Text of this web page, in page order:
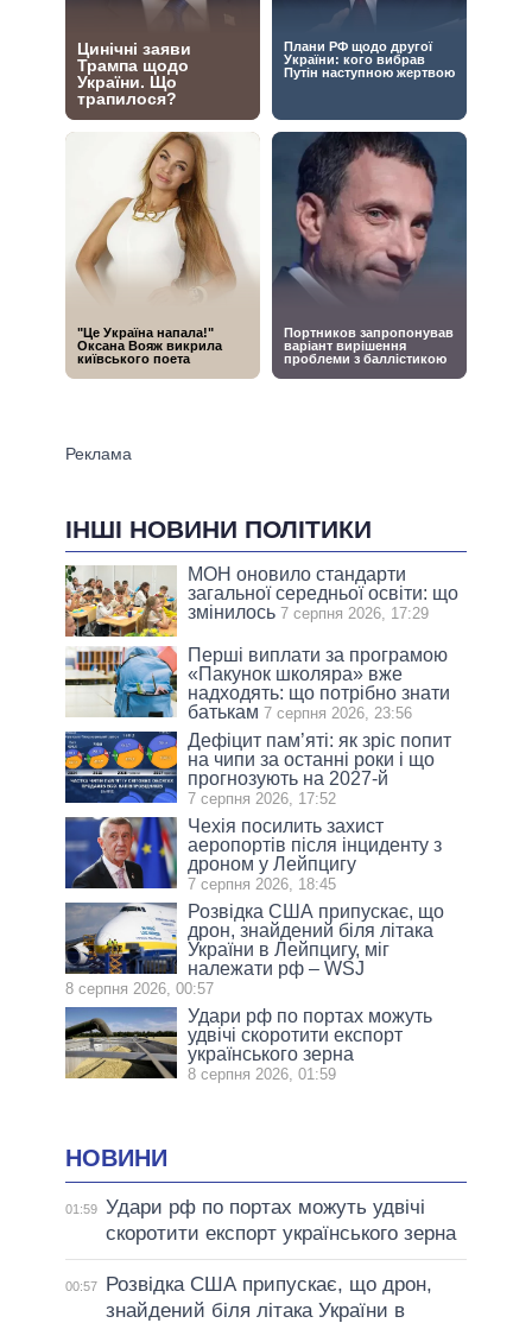
ІНШІ НОВИНИ ПОЛІТИКИ
МОН оновило стандарти
загальної середньої освіти: що
змінилось 7 серпня 2026, 17:29
Перші виплати за програмою
«Пакунок школяра» вже
надходять: що потрібно знати
батькам 7 серпня 2026, 23:56
Дефіцит пам’яті: як зріс попит
на чипи за останні роки і що
прогнозують на 2027-й
7 серпня 2026, 17:52
Чехія посилить захист
аеропортів після інциденту з
дроном у Лейпцигу
7 серпня 2026, 18:45
Розвідка США припускає, що
дрон, знайдений біля літака
України в Лейпцигу, міг
належати рф – WSJ
8 серпня 2026, 00:57
Удари рф по портах можуть
удвічі скоротити експорт
українського зерна
8 серпня 2026, 01:59
НОВИНИ
01:59 Удари рф по портах можуть удвічі
скоротити експорт українського зерна
00:57
Розвідка США припускає, що дрон,
знайдений біля літака України в